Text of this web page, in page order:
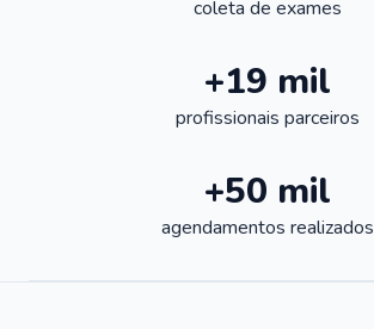
coleta de exames
+19 mil
profissionais parceiros
+50 mil
agendamentos realizados